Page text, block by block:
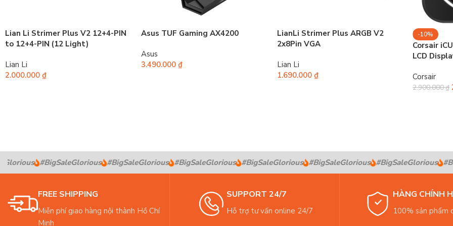
Lian Li Strimer Plus V2 12+4-PIN
to 12+4-PIN (12 Light)
Lian Li
2.000.000 ₫
Asus TUF Gaming AX4200
Asus
3.490.000 ₫
LianLi Strimer Plus ARGB V2
2x8Pin VGA
Lian Li
1.690.000 ₫
-10%
Corsair
LCD
Corsair
2.900.000₫
#BigSaleGlorious #BigSaleGlorious #BigSaleGlorious #BigSaleGlorious #BigSaleGlorious #BigSaleGlorious
FREE SHIPPING
Miễn phí giao hàng nội thành Hồ Chí
Minh
SUPPORT 24/7
Hỗ trợ tư vấn online 24/7
HÀNG CHÍNH
100% sản phẩm